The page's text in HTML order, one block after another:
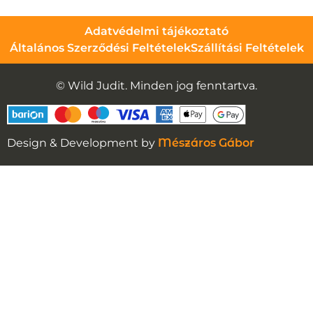
Adatvédelmi tájékoztató
Általános Szerződési FeltételekSzállítási Feltételek
© Wild Judit. Minden jog fenntartva.
Design & Development by Mészáros Gábor